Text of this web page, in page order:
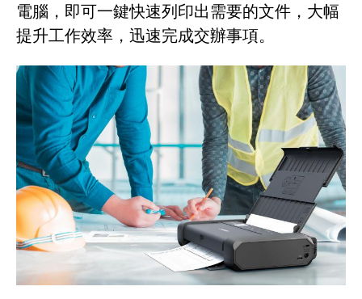
電腦，即可一鍵快速列印出需要的文件，大幅
提升工作效率，迅速完成交辦事項。